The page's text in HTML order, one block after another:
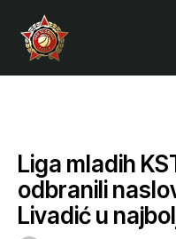
Liga mladih
odbranili
Livadić u